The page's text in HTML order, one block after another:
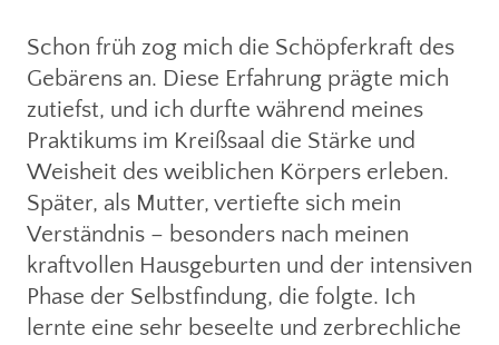
Schon früh zog mich die Schöpferkraft des
Gebärens an. Diese Erfahrung prägte mich
zutiefst, und ich durfte während meines
Praktikums im Kreißsaal die Stärke und
Weisheit des weiblichen Körpers erleben.
Später, als Mutter, vertiefte sich mein
Verständnis – besonders nach meinen
kraftvollen Hausgeburten und der intensiven
Phase der Selbstfindung, die folgte. Ich
lernte eine sehr beseelte und zerbrechliche